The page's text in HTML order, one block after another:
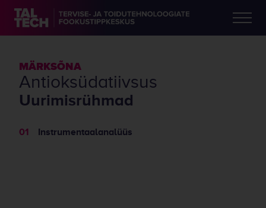
MÄRKSÕNA
antioksüdatiivsus
Uurimisrühmad
Instrumentaalanalüüs